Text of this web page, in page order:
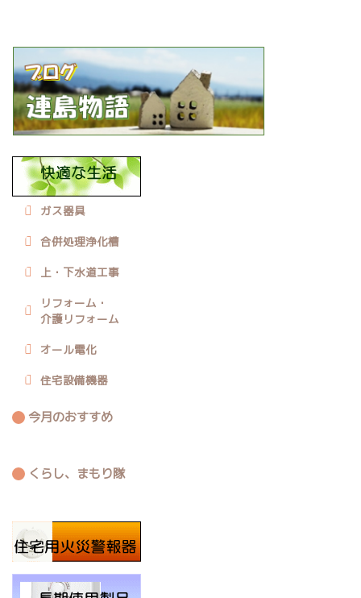
ガス器具
合併処理浄化槽
上・下水道工事
リフォーム・
介護リフォーム
オール電化
住宅設備機器
今月のおすすめ
くらし、まもり隊